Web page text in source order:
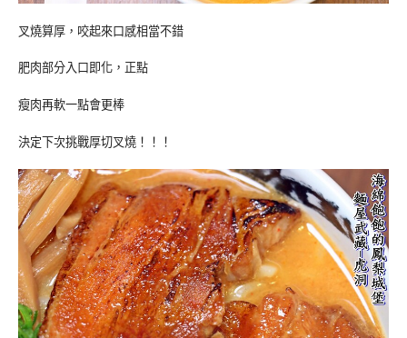
叉燒算厚，咬起來口感相當不錯
肥肉部分入口即化，正點
瘦肉再軟一點會更棒
決定下次挑戰厚切叉燒！！！